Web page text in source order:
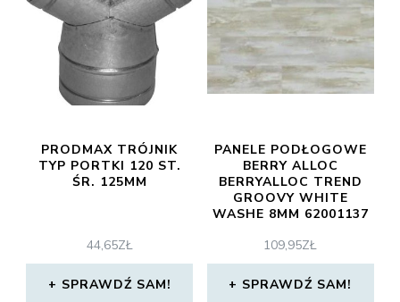
PRODMAX TRÓJNIK
TYP PORTKI 120 ST.
ŚR. 125MM
44,65ZŁ
SPRAWDŹ SAM!
PANELE PODŁOGOWE
BERRY ALLOC
BERRYALLOC TREND
GROOVY WHITE
WASHE 8MM 62001137
109,95ZŁ
SPRAWDŹ SAM!